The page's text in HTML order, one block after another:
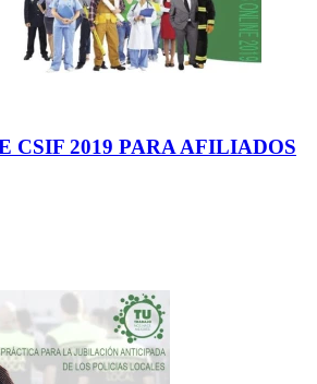
CSIF 2019 PARA AFILIADOS